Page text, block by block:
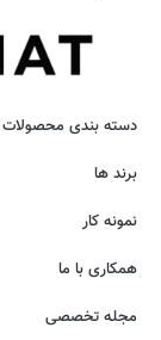
دسته بندی محصولات
برند ها
نمونه کار
همکاری با ما
مجله تخصصی